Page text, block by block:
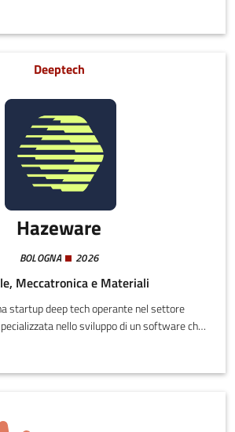
cronica di personale e forte pressione sui
Deeptech
Hazeware
BOLOGNA 2026
Meccatronica e Materiali
startup deep tech operante nel settore
nello sviluppo di un software che
a bordo macchina.